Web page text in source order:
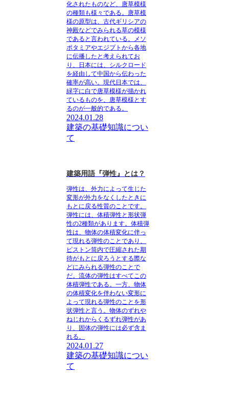
化されたものなど、唐草模様
の種類も様々である。唐草模
様の原型は、 古代ギリシアの
神殿などでみられる草の模様
であると言われている。メソ
ポタミアやエジプトから各地
に伝播したと考えられてお
り、
日本には、シルクロード
を経由して中国から伝わった
確率が高い。現代日本では、
緑字に白で唐草模様が描かれ
ているものを、唐草模様とす
るのが一般的である。
2024.01.28
建築の基礎知識につい
て
建築用語『弾性』とは？
弾性は、外力によって生じた
変形が外力をなくしたときに
もとに戻る性質のことです。
弾性には、 体積弾性と形状弾
性の2種類があります。 体積弾
性は、物体の体積変化に伴っ
て現れる弾性のことであり 、
ピストン筒内で圧縮された期
待がもとに戻ろうとする際な
どにみられる弾性のことで
だ。流体の弾性はすべてこの
体積弾性である。一方、 物体
の体積変化を伴わない変形に
よって現れる弾性のことを形
状弾性と言う。物体のずれや
ねじれからくるずれ弾性があ
り、 固体の弾性には必ず含ま
れる。
2024.01.27
建築の基礎知識につい
て